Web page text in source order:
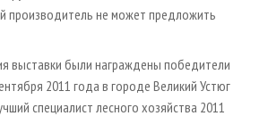
производитель не может предложить
выставки были награждены победители
2011 года в городе Великий Устюг
специалист лесного хозяйства 2011